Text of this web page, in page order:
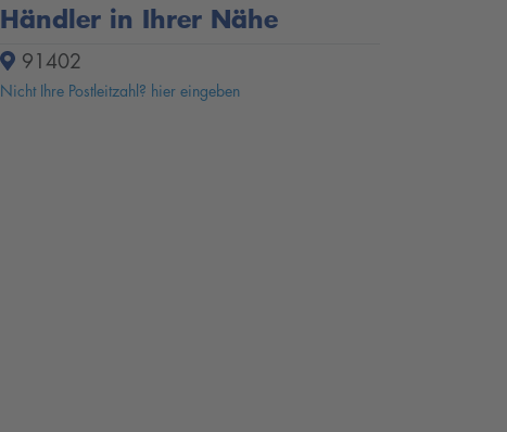
Händler in Ihrer Nähe
91402
Nicht Ihre Postleitzahl? hier eingeben